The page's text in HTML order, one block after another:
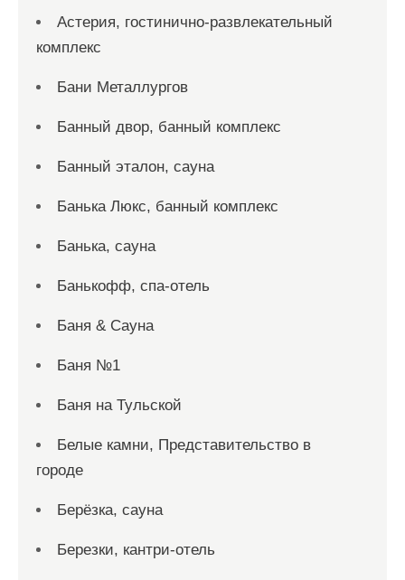
Астерия, гостинично-развлекательный
комплекс
Бани Металлургов
Банный двор, банный комплекс
Банный эталон, сауна
Банька Люкс, банный комплекс
Банька, сауна
Банькофф, спа-отель
Баня & Сауна
Баня №1
Баня на Тульской
Белые камни, Представительство в
городе
Берёзка, сауна
Березки, кантри-отель